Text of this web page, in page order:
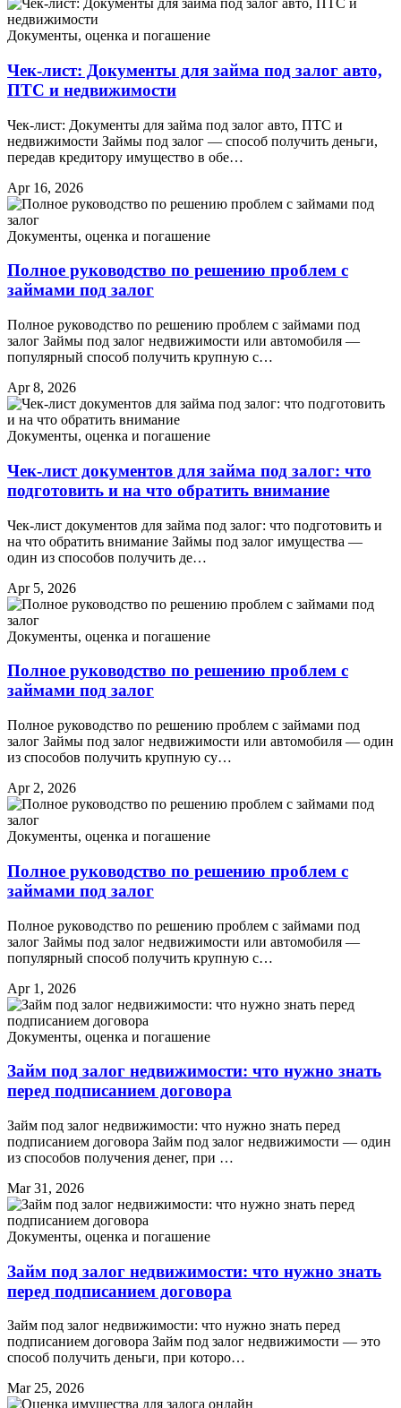
Документы, оценка и погашение
Чек-лист: Документы для займа под залог авто,
ПТС и недвижимости
Чек-лист: Документы для займа под залог авто, ПТС и
недвижимости Займы под залог — способ получить деньги,
передав кредитору имущество в обе…
Apr 16, 2026
Документы, оценка и погашение
Полное руководство по решению проблем с
займами под залог
Полное руководство по решению проблем с займами под
залог Займы под залог недвижимости или автомобиля —
популярный способ получить крупную с…
Apr 8, 2026
Документы, оценка и погашение
Чек-лист документов для займа под залог: что
подготовить и на что обратить внимание
Чек-лист документов для займа под залог: что подготовить и
на что обратить внимание Займы под залог имущества —
один из способов получить де…
Apr 5, 2026
Документы, оценка и погашение
Полное руководство по решению проблем с
займами под залог
Полное руководство по решению проблем с займами под
залог Займы под залог недвижимости или автомобиля — один
из способов получить крупную су…
Apr 2, 2026
Документы, оценка и погашение
Полное руководство по решению проблем с
займами под залог
Полное руководство по решению проблем с займами под
залог Займы под залог недвижимости или автомобиля —
популярный способ получить крупную с…
Apr 1, 2026
Документы, оценка и погашение
Займ под залог недвижимости: что нужно знать
перед подписанием договора
Займ под залог недвижимости: что нужно знать перед
подписанием договора Займ под залог недвижимости — один
из способов получения денег, при …
Mar 31, 2026
Документы, оценка и погашение
Займ под залог недвижимости: что нужно знать
перед подписанием договора
Займ под залог недвижимости: что нужно знать перед
подписанием договора Займ под залог недвижимости — это
способ получить деньги, при которо…
Mar 25, 2026